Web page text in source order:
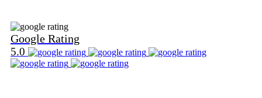
Google Rating
5.0